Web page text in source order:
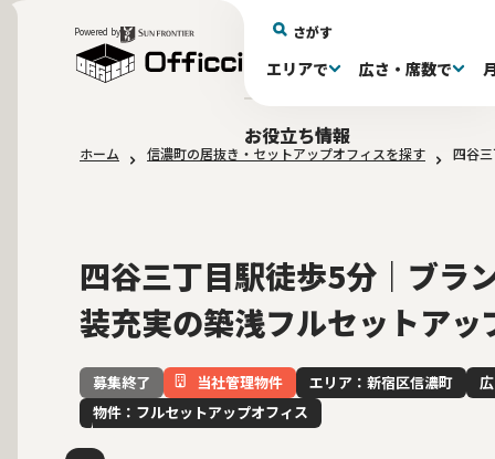
Powered by さがす
エリアで 広さ・席数で
港区(114)
30〜60坪(275)
セットアップオフィス(279)
30〜60坪(275)
61～100万(185)
テレカンブース付き(443)
居抜きオフィスについて
お役立ち情報
ホーム 信濃町の居抜き・セットアップオフィスを探す 四谷
四谷三丁目駅徒歩5分｜ブラ
装充実の築浅フルセットアッ
募集終了 当社管理物件 エリア：新宿区信濃町
物件：フルセットアップオフィス